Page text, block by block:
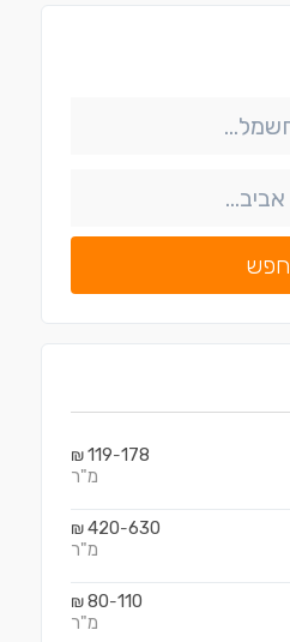
חפש
119-178
₪
מ"ר
420-630
₪
מ"ר
80-110
₪
מ"ר